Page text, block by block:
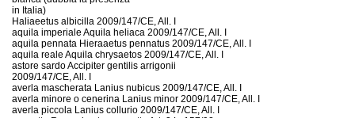
in Italia)
Haliaeetus albicilla 2009/147/CE, All. I
aquila imperiale Aquila heliaca 2009/147/CE, All. I
aquila pennata Hieraaetus pennatus 2009/147/CE, All. I
aquila reale Aquila chrysaetos 2009/147/CE, All. I
astore sardo Accipiter gentilis arrigonii
2009/147/CE, All. I
averla mascherata Lanius nubicus 2009/147/CE, All. I
averla minore o cenerina Lanius minor 2009/147/CE, All. I
averla piccola Lanius collurio 2009/147/CE, All. I